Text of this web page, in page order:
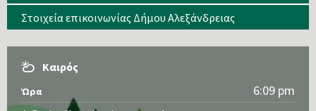
Στοιχεία επικοινωνίας Δήμου Αλεξάνδρειας
Καιρός
Ώρα 6:09 pm